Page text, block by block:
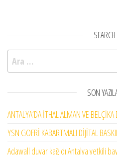
SEARCH
Arama:
SON
ANTALYA’DA İTHAL ALMAN VE BELÇİKA
YSN GOFRİ KABARTMALI DİJİTAL
Adawall duvar kağıdı Antalya yetkili